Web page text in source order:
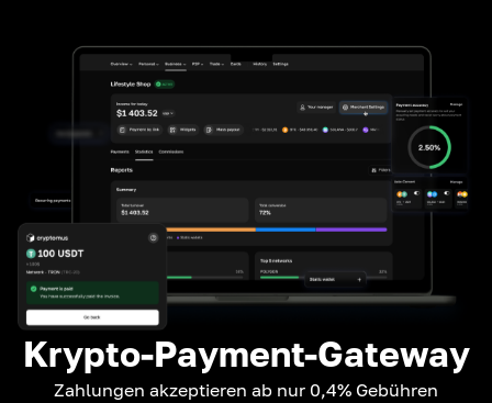
Krypto-Payment-Gateway
Zahlungen akzeptieren ab nur 0,4% Gebühren